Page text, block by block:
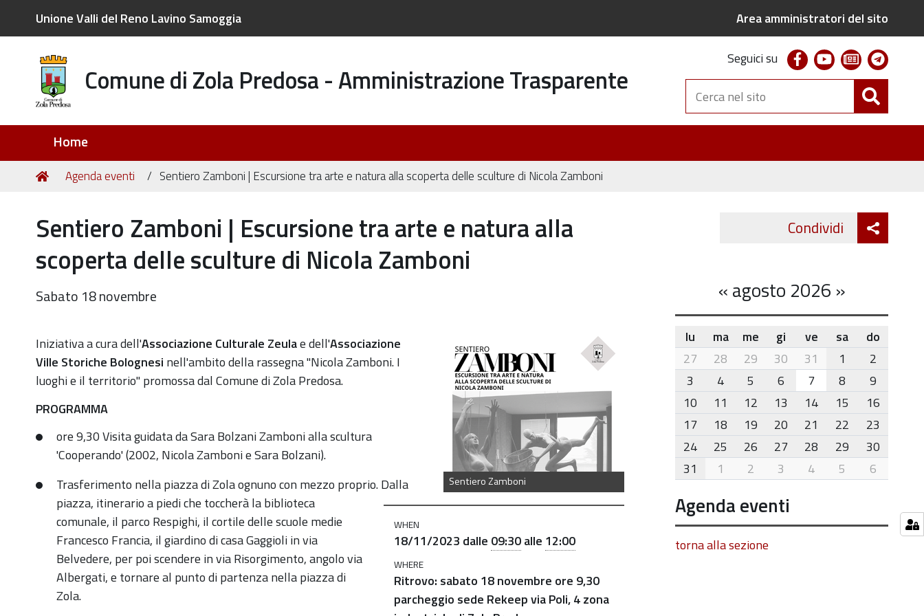
Unione Valli del Reno Lavino Samoggia Area amministratori del sito
Comune di Zola Predosa - Amministrazione Trasparente
Seguici su facebookyoutubenewsletter
Cerca
nel
sito
Home
Tu
Home
Agenda eventi Sentiero Zamboni | Escursione tra arte e natura alla scoperta delle sculture di Nicola Zamboni
Sentiero Zamboni | Escursione tra arte e natura alla
scoperta delle sculture di Nicola Zamboni
Sabato 18 novembre
Sentiero Zamboni
https://old.comune.zolapredosa.bo.it/events/sentiero-
zamboni
Sentiero
Zamboni
Escursione
arte
natura
scoperta
delle
sculture
WHEN
18/11/2023 dalle 09:30alle 12:00
WHERE
Ritrovo: sabato 18 novembre ore 9,30
parcheggio sede Rekeep via Poli, 4 zona
Iniziativa a cura dell'Associazione Culturale Zeulae dell'Associazione
Ville Storiche Bolognesi nell'ambito della rassegna "Nicola Zamboni.I
luoghi e il territorio" promossa dal Comune di Zola Predosa.
PROGRAMMA
ore 9,30 Visita guidata da Sara Bolzani Zamboni alla scultura
'Cooperando' (2002, Nicola Zamboni e Sara Bolzani).
Trasferimento nella piazza di Zola ognuno con mezzo proprio. Dalla
piazza, itinerario a piedi che toccherà la biblioteca
comunale, il parco Respighi, il cortile delle scuole medie
Francesco Francia, il giardino di casa Gaggioli in via
Belvedere, per poi scendere in via Risorgimento, angolo via
Albergati, e tornare al punto di partenza nella piazza di
Zola.
Condividi Twitter
«agosto 2026 »
month-
8
lu ma me gi ve sa
do
27
28 29 30 31 1
2
3
4 5 6 7 8
9
10
11 12 13 14 15
16
17
18 19 20 21 22
23
24
25 26 27 28 29
30
31
1 2 3 4 5 6
Agenda eventi
torna alla sezione